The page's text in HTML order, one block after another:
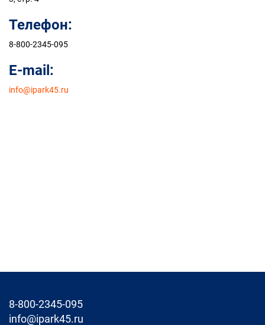
Телефон:
8-800-2345-095
E-mail:
info@ipark45.ru
8-800-2345-095
info@ipark45.ru